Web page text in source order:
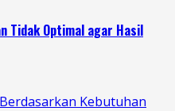
Tidak Optimal agar Hasil
Kebutuhan